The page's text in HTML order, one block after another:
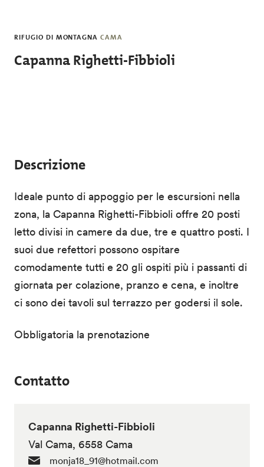
RIFUGIO DI MONTAGNA CAMA
Capanna Righetti-Fibbioli
Descrizione
Ideale punto di appoggio per le escursioni nella
zona, la Capanna Righetti-Fibbioli offre 20 posti
letto divisi in camere da due, tre e quattro posti. I
suoi due refettori possono ospitare
comodamente tutti e 20 gli ospiti più i passanti di
giornata per colazione, pranzo e cena, e inoltre
ci sono dei tavoli sul terrazzo per godersi il sole.
Obbligatoria la prenotazione
Contatto
Capanna Righetti-Fibbioli
Val Cama, 6558 Cama
monja18_91@hotmail.com